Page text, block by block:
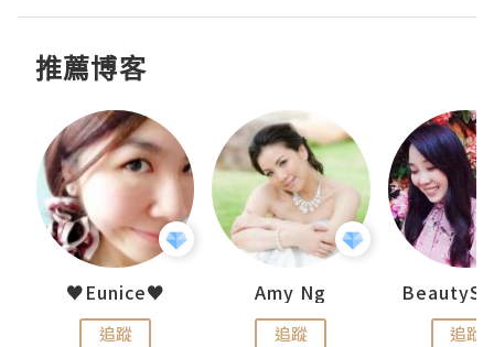
推薦博客
♥Eunice♥
追蹤
Amy Ng
追蹤 追蹤